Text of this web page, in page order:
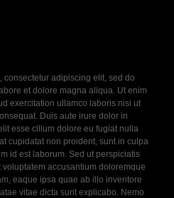
consectetur adipiscing elit, sed do
et dolore magna aliqua. Ut enim
exercitation ullamco laboris nisi ut
Duis aute irure dolor in
esse cillum dolore eu fugiat nulla
cupidatat non proident, sunt in culpa
id est laborum. Sed ut perspiciatis
accusantium doloremque
eaque ipsa quae ab illo inventore
vitae dicta sunt explicabo. Nemo